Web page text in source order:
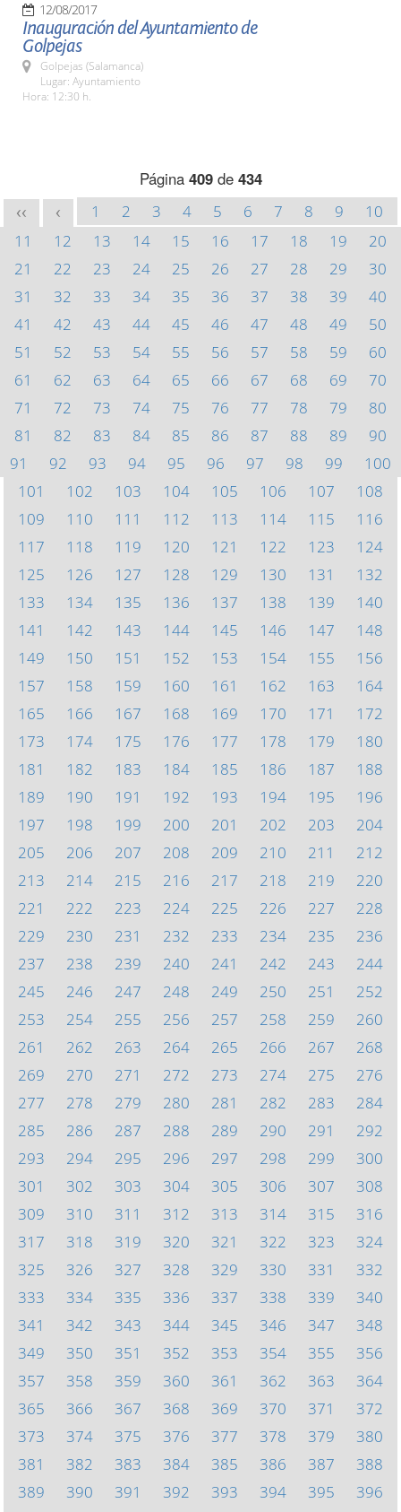
12/08/2017
Inauguración del Ayuntamiento de
Golpejas
Golpejas (Salamanca)
Lugar: Ayuntamiento
Hora: 12:30 h.
Página 409de 434
<< < 1 2 3 4 5 6 7 8 9
10
11
12 13 14 15 16 17 18 19
20
21
22 23 24 25 26 27 28 29
30
31
32 33 34 35 36 37 38 39
40
41
42 43 44 45 46 47 48 49
50
51
52 53 54 55 56 57 58 59
60
61
62 63 64 65 66 67 68 69
70
71
72 73 74 75 76 77 78 79
80
81
82 83 84 85 86 87 88 89
90
91
92 93 94 95 96 97 98 99
100
101
102 103 104 105 106 107
108
109
110 111 112 113 114 115
116
117
118 119 120 121 122 123
124
125
126 127 128 129 130 131
132
133
134 135 136 137 138 139
140
141
142 143 144 145 146 147
148
149
150 151 152 153 154 155
156
157
158 159 160 161 162 163
164
165
166 167 168 169 170 171
172
173
174 175 176 177 178 179
180
181
182 183 184 185 186 187
188
189
190 191 192 193 194 195
196
197
198 199 200 201 202 203
204
205
206 207 208 209 210 211
212
213
214 215 216 217 218 219
220
221
222 223 224 225 226 227
228
229
230 231 232 233 234 235
236
237
238 239 240 241 242 243
244
245
246 247 248 249 250 251
252
253
254 255 256 257 258 259
260
261
262 263 264 265 266 267
268
269
270 271 272 273 274 275
276
277
278 279 280 281 282 283
284
285
286 287 288 289 290 291
292
293
294 295 296 297 298 299
300
301
302 303 304 305 306 307
308
309
310 311 312 313 314 315
316
317
318 319 320 321 322 323
324
325
326 327 328 329 330 331
332
333
334 335 336 337 338 339
340
341
342 343 344 345 346 347
348
349
350 351 352 353 354 355
356
357
358 359 360 361 362 363
364
365
366 367 368 369 370 371
372
373
374 375 376 377 378 379
380
381
382 383 384 385 386 387
388
389
390 391 392 393 394 395
396